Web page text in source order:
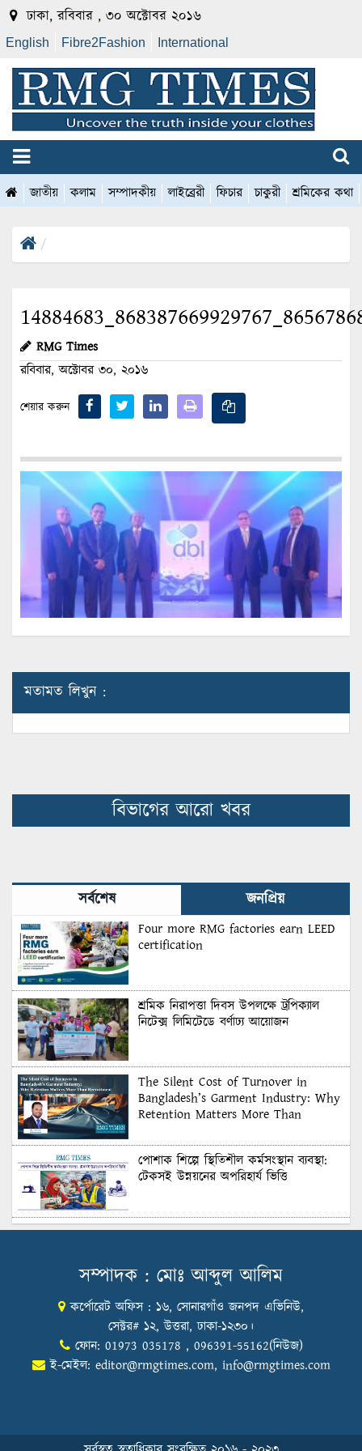
ঢাকা, রবিবার , ৩০ অক্টোবর ২০১৬
English Fibre2Fashion International
জাতীয় কলাম সম্পাদকীয় লাইব্রেরী ফিচার চাকুরী শ্রমিকের কথা
RMG Times
রবিবার, অক্টোবর ৩০, ২০১৬
শেয়ার করুন
মতামত লিখুন :
বিভাগের আরো খবর
সর্বশেষ জনপ্রিয়
Four more RMG factories earn LEED
certification
শ্রমিক নিরাপত্তা দিবস উপলক্ষে ট্রপিক্যাল
নিটেক্স লিমিটেডে বর্ণাঢ্য আয়োজন
The Silent Cost of Turnover in
Bangladesh’s Garment Industry: Why
Retention Matters More Than
পোশাক শিল্পে স্থিতিশীল কর্মসংস্থান ব্যবস্থা:
টেকসই উন্নয়নের অপরিহার্য ভিত্তি
শুল্কের দেয়াল ভাঙার সুযোগ: মার্কিন বাজারে
Honoring Excellence: Texstream
Fashion Ltd. Rewards Best Workers–
2026
সম্পাদক : মোঃ আব্দুল আলিম
কর্পোরেট অফিস : ১৬, সোনারগাঁও জনপদ এভিনিউ,
সেক্টর# ১২, উত্তরা, ঢাকা-১২৩০।
ফোন: 01973 035178 , 096391-55162(নিউজ)
ই-মেইল: editor@rmgtimes.com, info@rmgtimes.com